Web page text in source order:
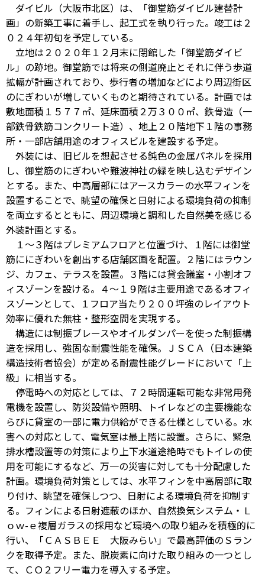
ダイビル（大阪市北区）は、「御堂筋ダイビル建替計
画」の新築工事に着手し、起工式を執り行った。竣工は２
０２４年初旬を予定している。
立地は２０２０年１２月末に閉館した「御堂筋ダイビ
ル」の跡地。御堂筋では将来の側道廃止とそれに伴う歩道
拡幅が計画されており、歩行者の増加などにより周辺街区
のにぎわいが増していくものと期待されている。計画では
敷地面積１５７７㎡、延床面積２万３００㎡、鉄骨造（一
部鉄骨鉄筋コンクリート造）、地上２０階地下１階の事務
所・一部店舗用途のオフィスビルを建設する予定。
外装には、旧ビルを想起させる鈍色の金属パネルを採用
し、御堂筋のにぎわいや難波神社の緑を映し込むデザイン
とする。また、中高層部にはアースカラーの水平フィンを
設置することで、眺望の確保と日射による環境負荷の抑制
を両立するとともに、周辺環境と調和した自然美を感じる
外装計画とする。
１～３階はプレミアムフロアと位置づけ、１階には御堂
筋ににぎわいを創出する店舗区画を配置。２階にはラウン
ジ、カフェ、テラスを設置。３階には貸会議室・小割オフ
ィスゾーンを設ける。４～１９階は主要用途であるオフィ
スゾーンとして、１フロア当たり２００坪強のレイアウト
効率に優れた無柱・整形空間を実現する。
構造には制振ブレースやオイルダンパーを使った制振構
造を採用し、強固な耐震性能を確保。ＪＳＣＡ（日本建築
構造技術者協会）が定める耐震性能グレードにおいて「上
級」に相当する。
停電時への対応としては、７２時間運転可能な非常用発
電機を設置し、防災設備や照明、トイレなどの主要機能な
らびに貸室の一部に電力供給ができる仕様としている。水
害への対応として、電気室は最上階に設置。さらに、緊急
排水槽設置等の対策により上下水道途絶時でもトイレの使
用を可能にするなど、万一の災害に対しても十分配慮した
計画。環境負荷対策としては、水平フィンを中高層部に取
り付け、眺望を確保しつつ、日射による環境負荷を抑制す
る。フィンによる日射遮蔽のほか、自然換気システム・Ｌ
ｏｗ-ｅ複層ガラスの採用など環境への取り組みを積極的に
行い、「ＣＡＳＢＥＥ 大阪みらい」で最高評価のＳラン
クを取得予定。また、脱炭素に向けた取り組みの一つとし
て、ＣＯ２フリー電力を導入する予定。